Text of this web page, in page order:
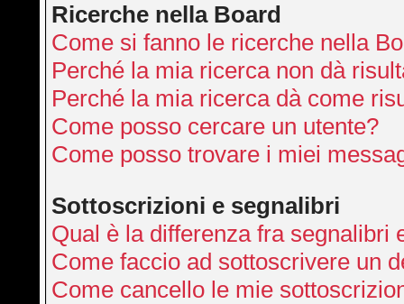
Ricerche nella Board
Come si fanno le ricerche nella
Perché la mia ricerca non dà
Perché la mia ricerca dà come
Come posso cercare un utente?
Come posso trovare i miei
Sottoscrizioni e segnalibri
Qual è la differenza fra segnalibri
Come faccio ad sottoscrivere un
Come cancello le mie